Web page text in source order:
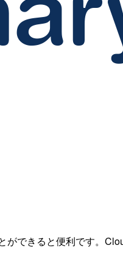
できると便利です。